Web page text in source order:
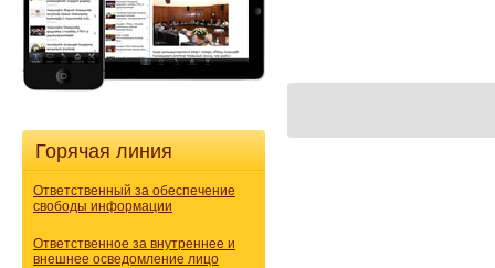
Горячая линия
Ответственный за обеспечение
свободы информации
Ответственное за внутреннее и
внешнее осведомление лицо